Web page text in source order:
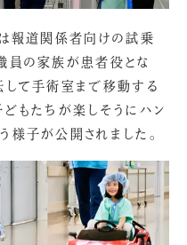
報道関係者向けの試乗
員の家族が患者役とな
して手術室まで移動する
もたちが楽しそうにハン
様子が公開されました。